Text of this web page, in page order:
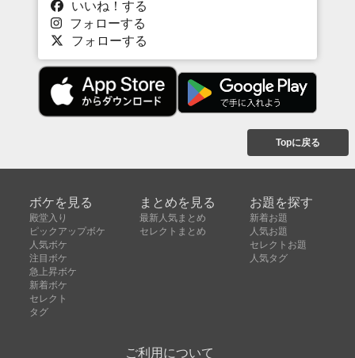
いいね！する
フォローする
フォローする
Topに戻る
ボケを見る
殿堂入り
ピックアップボケ
人気ボケ
注目ボケ
急上昇ボケ
新着ボケ
セレクト
タグ
まとめを見る
最新人気まとめ
セレクトまとめ
お題を探す
新着お題
人気お題
セレクトお題
人気タグ
ご利用について